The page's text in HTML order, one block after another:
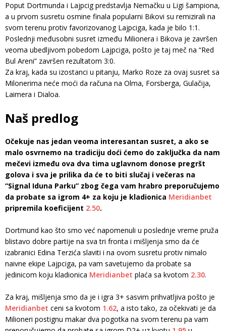
Poput Dortmunda i Lajpcig predstavlja Nemačku u Ligi šampiona,
a u prvom susretu osmine finala popularni Bikovi su remizirali na
svom terenu protiv favorizovanog Lajpciga, kada je bilo 1:1.
Poslednji međusobni susret između Milionera i Bikova je završen
veoma ubedljivom pobedom Lajpciga, pošto je taj meč na “Red
Bul Areni” završen rezultatom 3:0.
Za kraj, kada su izostanci u pitanju, Marko Roze za ovaj susret sa
Milonerima neće moći da računa na Olma, Forsberga, Gulačija,
Laimera i Dialoa.
Naš predlog
Očekuje nas jedan veoma interesantan susret, a ako se
malo osvrnemo na tradiciju doći ćemo do zaključka da nam
mečevi između ova dva tima uglavnom donose pregršt
golova i sva je prilika da će to biti slučaj i večeras na
“Signal Iduna Parku” zbog čega vam hrabro preporučujemo
da probate sa igrom 4+ za koju je kladionica Meridianbet
pripremila koeficijent 2.50.
Dortmund kao što smo već napomenuli u poslednje vreme pruža
blistavo dobre partije na sva tri fronta i mišljenja smo da će
izabranici Edina Terzića slaviti i na ovom susretu protiv nimalo
naivne ekipe Lajpciga, pa vam savetujemo da probate sa
jedinicom koju kladionica Meridianbet plaća sa kvotom 2.30.
Za kraj, mišljenja smo da je i igra 3+ sasvim prihvatljiva pošto je
Meridianbet ceni sa kvotom 1.62, a isto tako, za očekivati je da
Milioneri postignu makar dva pogotka na svom terenu pa vam